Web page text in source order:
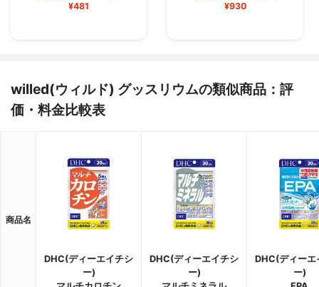
¥481 ¥930
willed(ウィルド) グッスリウムの類似商品：評
価・料金比較表
商品名
DHC(ディーエイチシ
ー)
DHC(ディーエイチシ
ー)
DHC(ディーエ
ー)